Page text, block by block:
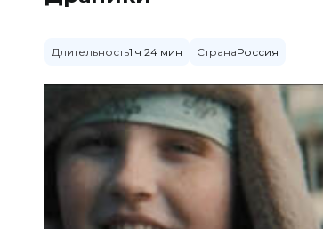
Длительность1 ч 24 мин СтранаРоссия